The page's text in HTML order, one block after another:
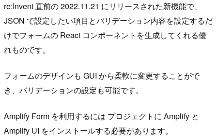
re:Invent 直前の 2022.11.21 にリリースされた新機能で、
JSON で設定したい項目とバリデーション内容を設定するだ
けでフォームの React コンポーネントを生成してくれる優
れものです。
フォームのデザインも GUI から柔軟に変更することがで
き、バリデーションの設定も可能です。
Amplify Form を利用するには プロジェクトに Amplify と
Amplify UI をインストールする必要があります。